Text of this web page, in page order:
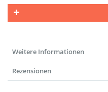
Weitere Informationen
Rezensionen